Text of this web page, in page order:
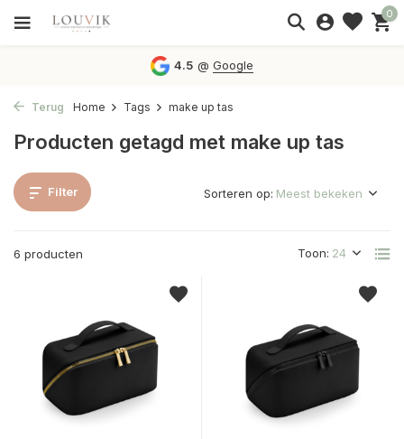
0
4.5 @Google
Terug Home Tags make up tas
Producten getagd met make up tas
Filter
6 producten Toon:
Sorteren op: